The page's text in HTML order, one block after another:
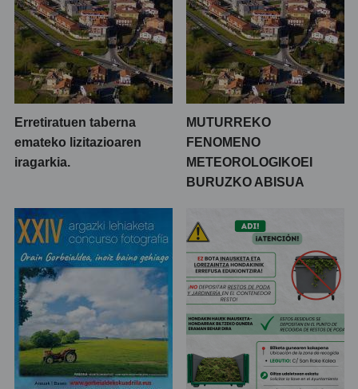
Erretiratuen taberna
emateko lizitazioaren
iragarkia.
MUTURREKO
FENOMENO
METEOROLOGIKOEI
BURUZKO ABISUA